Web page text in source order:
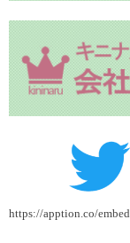
https://apption.co/